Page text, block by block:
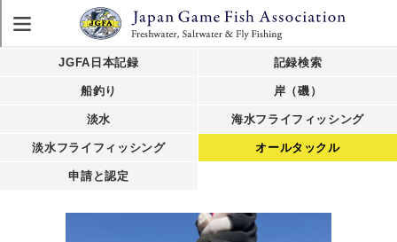
JGFA日本記録 記録検索
船釣り 岸（磯）
淡水 海水フライフィッシング
淡水フライフィッシング オールタックル
申請と認定